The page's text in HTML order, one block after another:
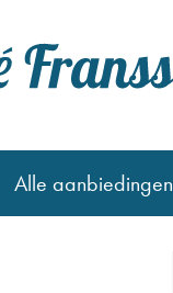
Alle aanbiedingen